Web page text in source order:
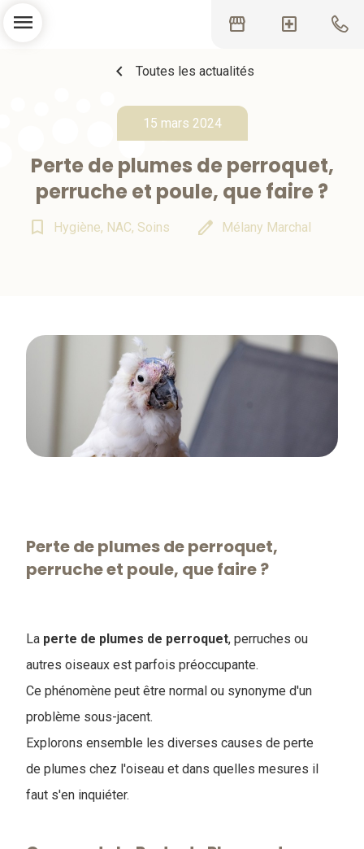
storefront local_hospital
menu
chevron_left Toutes les actualités
15 mars 2024
Perte de plumes de perroquet,
perruche et poule, que faire ?
bookmark_border Hygiène, NAC, Soins edit Mélany Marchal
Perte de plumes de perroquet,
perruche et poule, que faire ?
La perte de plumes de perroquet, perruches ou
autres oiseaux est parfois préoccupante.
Ce phénomène peut être normal ou synonyme d'un
problème sous-jacent.
Explorons ensemble les diverses causes de perte
de plumes chez l'oiseau et dans quelles mesures il
faut s'en inquiéter.